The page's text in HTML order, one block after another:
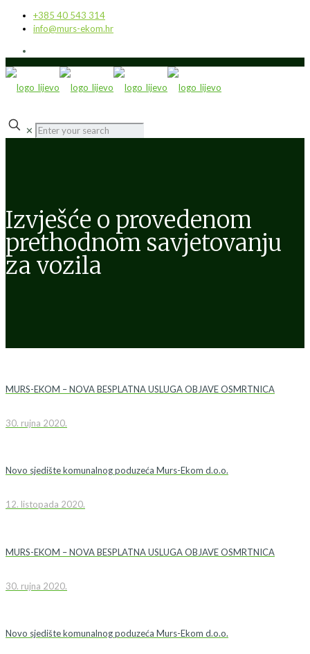
+385 40 543 314
info@murs-ekom.hr
✕
Izvješće o provedenom
prethodnom savjetovanju
za vozila
MURS-EKOM – NOVA BESPLATNA USLUGA OBJAVE OSMRTNICA
30. rujna 2020.
Novo sjedište komunalnog poduzeća Murs-Ekom d.o.o.
12. listopada 2020.
MURS-EKOM – NOVA BESPLATNA USLUGA OBJAVE OSMRTNICA
30. rujna 2020.
Novo sjedište komunalnog poduzeća Murs-Ekom d.o.o.